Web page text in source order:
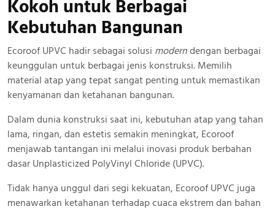
Kokoh untuk Berbagai
Kebutuhan Bangunan
Ecoroof UPVC hadir sebagai solusi moderndengan berbagai
keunggulan untuk berbagai jenis konstruksi. Memilih
material atap yang tepat sangat penting untuk memastikan
kenyamanan dan ketahanan bangunan.
Dalam dunia konstruksi saat ini, kebutuhan atap yang tahan
lama, ringan, dan estetis semakin meningkat, Ecoroof
menjawab tantangan ini melalui inovasi produk berbahan
dasar Unplasticized PolyVinyl Chloride (UPVC).
Tidak hanya unggul dari segi kekuatan, Ecoroof UPVC juga
menawarkan ketahanan terhadap cuaca ekstrem dan bahan